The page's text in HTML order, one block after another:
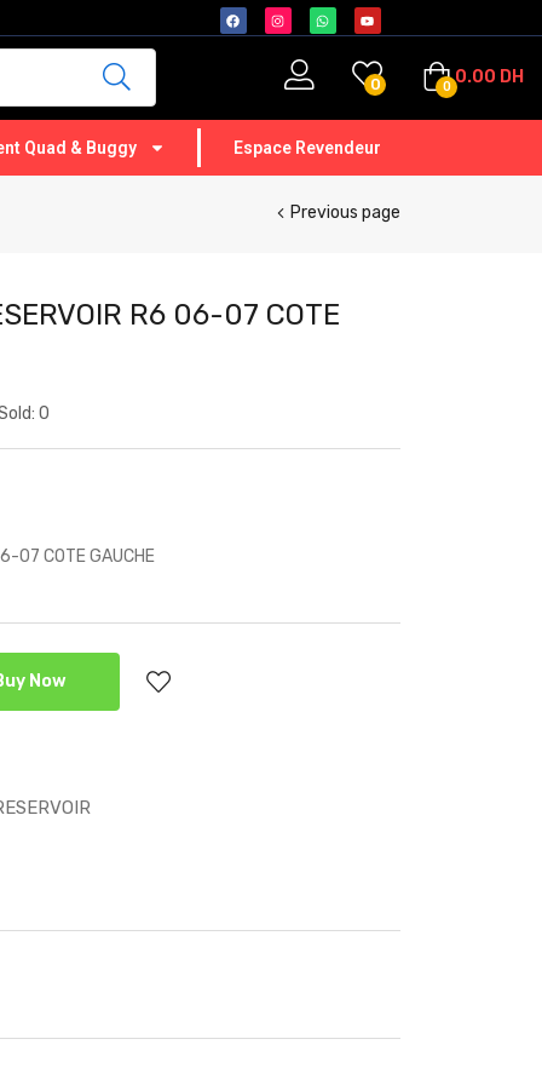
0 0 0.00 DH
Quad & Buggy Espace Revendeur
Previous page
R6 06-07 COTE
0
07 COTE GAUCHE
Now